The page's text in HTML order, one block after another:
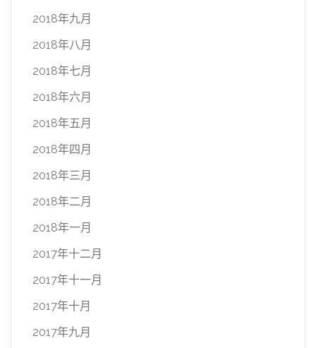
2018年九月
2018年八月
2018年七月
2018年六月
2018年五月
2018年四月
2018年三月
2018年二月
2018年一月
2017年十二月
2017年十一月
2017年十月
2017年九月